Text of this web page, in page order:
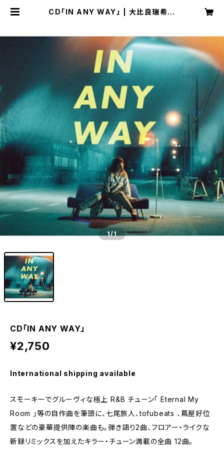
CD「IN ANY WAY」 | 大比良瑞希
1/1
CD「IN ANY WAY」
¥2,750
International shipping available
スモーキーでグルーヴィな極上 R&B チューン「 Eternal My
Room 」等の自作曲を筆頭に、七尾旅人、tofubeats 、蔦屋好位
置などの豪華提供陣の楽曲も。弾き語り2曲、フロアー・ライクな
新録リミックスを加えたキラー・チューン満載の全曲 12曲。